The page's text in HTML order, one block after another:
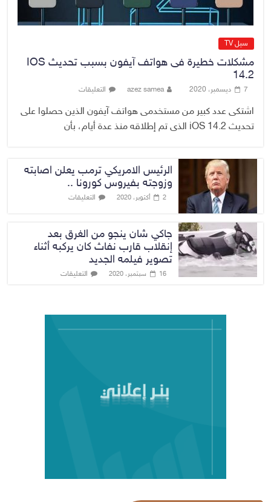
سيل TV
مشكلات خطيرة فى هواتف آيفون بسبب تحديث IOS
14.2
7 ديسمبر، 2020 azez samea التعليقات
اشتكى عدد كبير من مستخدمى هواتف آيفون الذين حصلوا على
تحديث iOS 14.2 الذى تم إطلاقه منذ عدة أيام، بأن
الرئيس الامريكي ترمب يعلن اصابته
وزوجته بفيروس كورونا ..
2 أكتوبر، 2020 التعليقات
جاكي شان ينجو من الغرق بعد
إنقلاب قارب نفاث كان يركبه أثناء
تصوير فيلمه الجديد
16 سبتمبر، 2020 التعليقات